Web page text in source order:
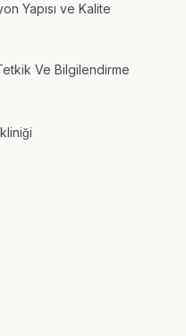
Yapısı ve Kalite
Ve Bilgilendirme